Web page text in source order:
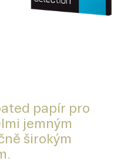
papír pro
jemným
širokým